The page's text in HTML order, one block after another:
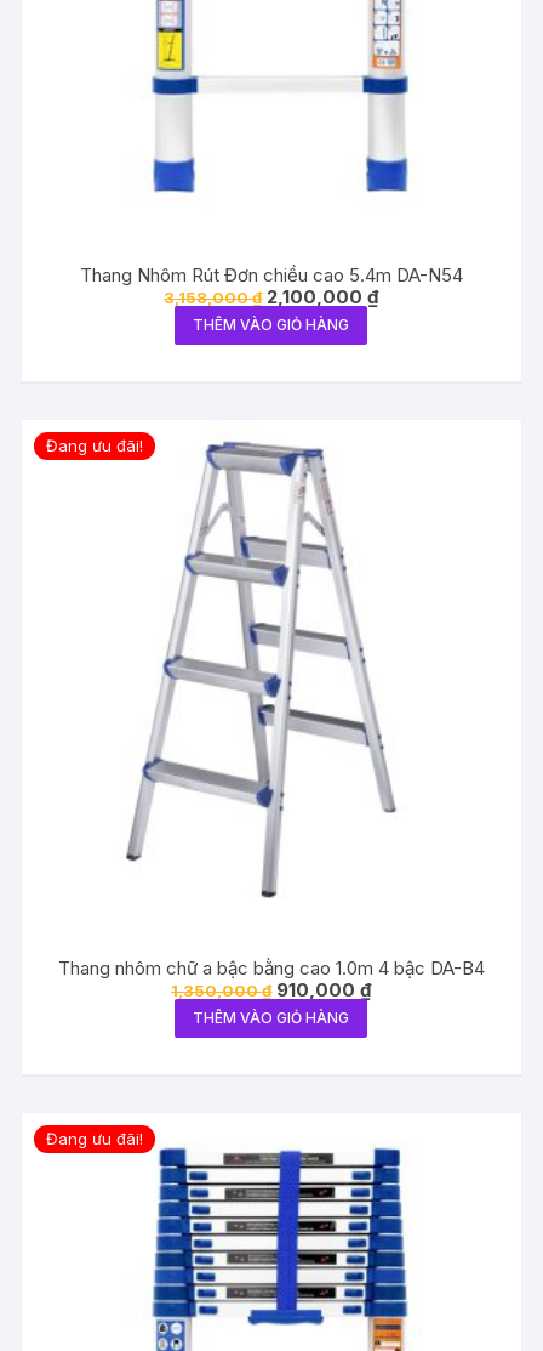
Thang Nhôm Rút Đơn chiều cao 5.4m DA-N54
3,158,000₫ Giá
gốc
là:
3,158,000 ₫.
2,100,000₫Giá
hiện
THÊM VÀO GIỎ HÀNG
Đang ưu đãi!
Thang nhôm chữ a bậc bằng cao 1.0m 4 bậc DA-B4
1,350,000₫ Giá
gốc
là:
1,350,000 ₫.
910,000₫Giá
hiện
THÊM VÀO GIỎ HÀNG
Đang ưu đãi!